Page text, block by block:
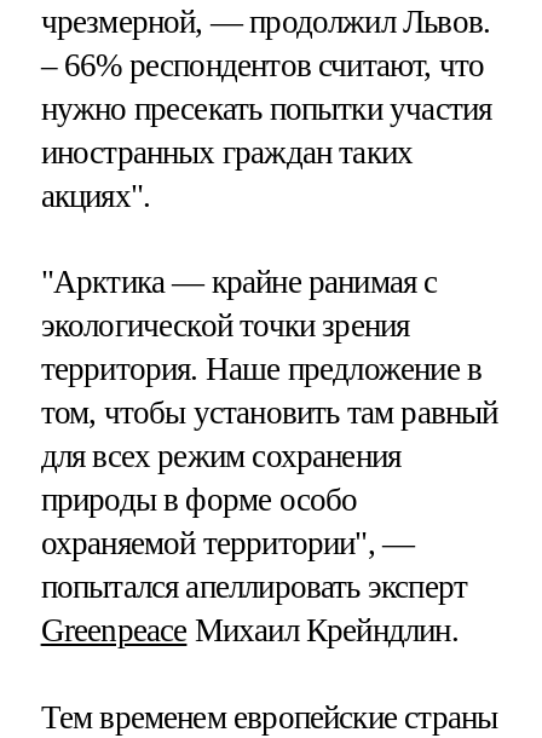
чрезмерной, — продолжил Львов.
– 66% респондентов считают, что
нужно пресекать попытки участия
иностранных граждан таких
акциях".
"Арктика — крайне ранимая с
экологической точки зрения
территория. Наше предложение в
том, чтобы установить там равный
для всех режим сохранения
природы в форме особо
охраняемой территории", —
попытался апеллировать эксперт
Greenpeace Михаил Крейндлин.
Тем временем европейские страны